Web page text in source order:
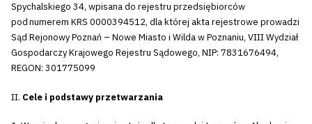
Spychalskiego 34, wpisana do rejestru przedsiębiorców
pod numerem KRS 0000394512, dla której akta rejestrowe prowadzi
Sąd Rejonowy Poznań – Nowe Miasto i Wilda w Poznaniu, VIII Wydział
Gospodarczy Krajowego Rejestru Sądowego, NIP: 7831676494,
REGON: 301775099
II. Cele i podstawy przetwarzania